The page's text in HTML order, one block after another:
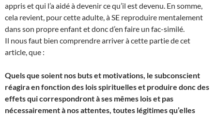
appris et qui l’a aidé à devenir ce qu’il est devenu. En somme,
cela revient, pour cette adulte, à SE reproduire mentalement
dans son propre enfant et donc d’en faire un fac-similé.
Il nous faut bien comprendre arriver à cette partie de cet
article, que :
Quels que soient nos buts et motivations, le subconscient
réagira en fonction des lois spirituelles et produire donc des
effets qui correspondront à ses mêmes lois et pas
nécessairement à nos attentes, toutes légitimes qu’elles